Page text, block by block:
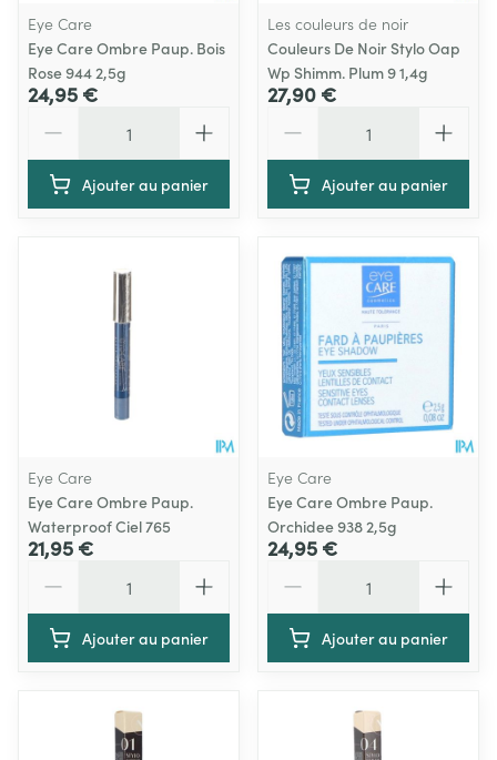
Eye Care
Eye Care Ombre Paup. Bois
Rose 944 2,5g
24,95 €
Ajouter au panier
Les couleurs de noir
Couleurs De Noir Stylo Oap
Wp Shimm. Plum 9 1,4g
27,90 €
Ajouter au panier
Eye Care
Eye Care Ombre Paup.
Waterproof Ciel 765
21,95 €
Ajouter au panier
Eye Care
Eye Care Ombre Paup.
Orchidee 938 2,5g
24,95 €
Ajouter au panier